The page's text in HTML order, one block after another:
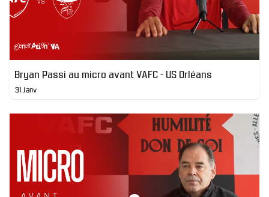
Bryan Passi au micro avant VAFC - US Orléans
31 Janv